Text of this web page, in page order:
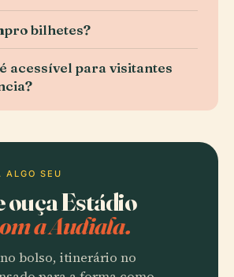
bilhetes?
acessível para visitantes
ALGO SEU
ouça Estádio
a Audiala.
bolso, itinerário no